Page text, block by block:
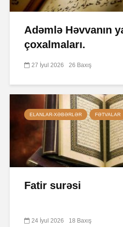
Adəmlə Həvvanın
çoxalmaları.
27 İyul 2026 26 Baxış
ELANLAR-XƏBƏRLƏR FƏTVALAR
Fatir surəsi
24 İyul 2026 18 Baxış